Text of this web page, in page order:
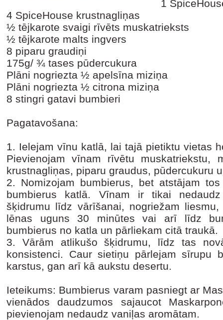
1
4 SpiceHouse krustnagliņas
½ tējkarote svaigi rīvēts muskatrieksts
½ tējkarote malts ingvers
8 piparu graudiņi
175g/ ¾ tases pūdercukura
Plāni nogriezta ½ apelsīna miziņa
Plāni nogriezta ½ citrona miziņa
8 stingri gatavi bumbieri
Pagatavošana:
1. Ielejam vīnu katlā, lai tajā pietiktu vietas
Pievienojam vīnam rīvētu muskatriekstu,
krustnagliņas, piparu graudus, pūdercukuru
2.
Nomizojam bumbierus, bet atstājam
bumbierus katlā. Vīnam ir tikai
šķidrumu līdz vārīšanai, nogriežam
lēnas uguns 30 minūtes vai arī līdz
bumbierus no katla un pārliekam citā traukā.
3.
Vārām atlikušo šķidrumu, līdz tas
konsistenci. Caur sietiņu pārlejam sīrupu
karstus, gan arī kā aukstu desertu.
Ieteikums: Bumbierus varam pasniegt ar
vienādos daudzumos sajaucot
pievienojam nedaudz vaniļas aromātam.